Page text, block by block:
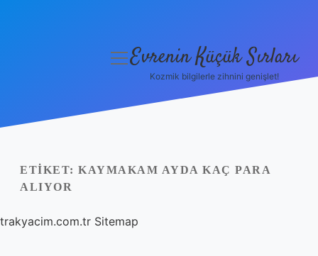
Yasal Uyarı
menüyü
Evrenin Küçük Sırları
Kozmik bilgilerle zihnini genişlet!
ETIKET: KAYMAKAM AYDA KAÇ PARA
ALIYOR
trakyacim.com.tr Sitemap